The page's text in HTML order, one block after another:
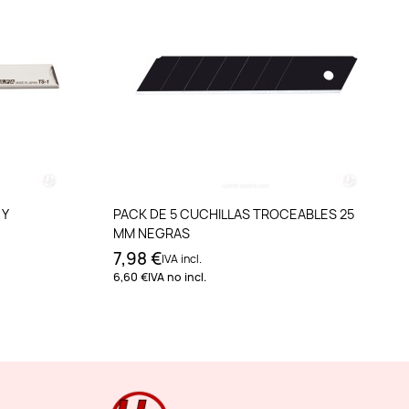
Añadir al carrito
PACK DE 5 CUCHILLAS TROCEABLES 25
MM NEGRAS
7,98 €IVA incl.
6,60 €IVA no incl.